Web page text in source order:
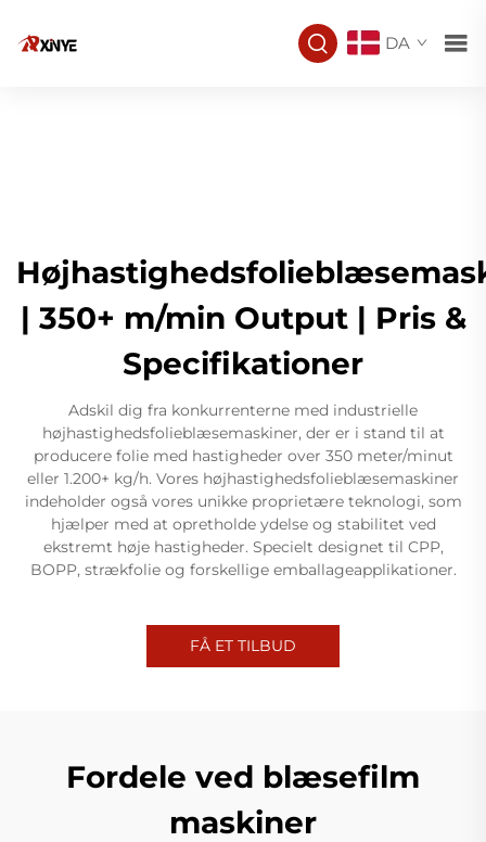
DA
| 350+ m/min Output | Pris &
Specifikationer
Adskil dig fra konkurrenterne med industrielle
højhastighedsfolieblæsemaskiner, der er i stand til at
producere folie med hastigheder over 350 meter/minut
eller 1.200+ kg/h. Vores højhastighedsfolieblæsemaskiner
indeholder også vores unikke proprietære teknologi, som
hjælper med at opretholde ydelse og stabilitet ved
ekstremt høje hastigheder. Specielt designet til CPP,
BOPP, strækfolie og forskellige emballageapplikationer.
FÅ ET TILBUD
Fordele ved blæsefilm
maskiner